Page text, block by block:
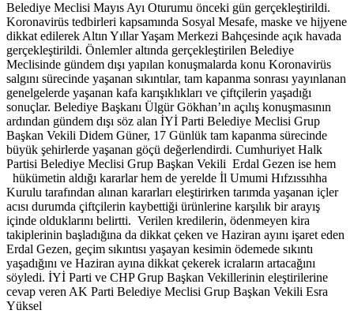
Belediye Meclisi Mayıs Ayı Oturumu önceki gün gerçekleştirildi.
Koronavirüs tedbirleri kapsamında Sosyal Mesafe, maske ve hijyene
dikkat edilerek Altın Yıllar Yaşam Merkezi Bahçesinde açık havada
gerçekleştirildi. Önlemler altında gerçekleştirilen Belediye
Meclisinde gündem dışı yapılan konuşmalarda konu Koronavirüs
salgını sürecinde yaşanan sıkıntılar, tam kapanma sonrası yayınlanan
genelgelerde yaşanan kafa karışıklıkları ve çiftçilerin yaşadığı
sonuçlar. Belediye Başkanı Ülgür Gökhan’ın açılış konuşmasının
ardından gündem dışı söz alan İYİ Parti Belediye Meclisi Grup
Başkan Vekili Didem Güner, 17 Günlük tam kapanma sürecinde
büyük şehirlerde yaşanan göçü değerlendirdi. Cumhuriyet Halk
Partisi Belediye Meclisi Grup Başkan Vekili Erdal Gezen ise hem
hükümetin aldığı kararlar hem de yerelde İl Umumi Hıfzıssıhha
Kurulu tarafından alınan kararları eleştirirken tarımda yaşanan içler
acısı durumda çiftçilerin kaybettiği ürünlerine karşılık bir arayış
içinde olduklarını belirtti. Verilen kredilerin, ödenmeyen kira
takiplerinin başladığına da dikkat çeken ve Haziran ayını işaret eden
Erdal Gezen, geçim sıkıntısı yaşayan kesimin ödemede sıkıntı
yaşadığını ve Haziran ayına dikkat çekerek icraların artacağını
söyledi. İYİ Parti ve CHP Grup Başkan Vekillerinin eleştirilerine
cevap veren AK Parti Belediye Meclisi Grup Başkan Vekili Esra
Yüksel